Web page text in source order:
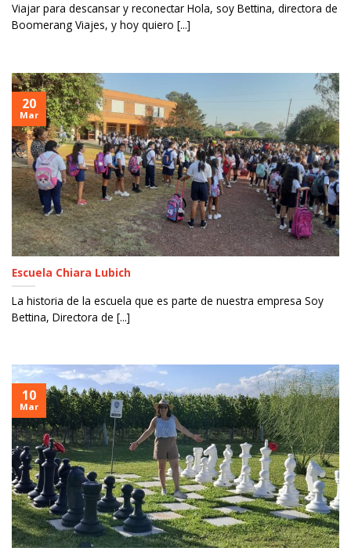
Viajar para descansar y reconectar Hola, soy Bettina, directora de
Boomerang Viajes, y hoy quiero [...]
Escuela Chiara Lubich
La historia de la escuela que es parte de nuestra empresa Soy
Bettina, Directora de [...]
20
Mar
10
Mar